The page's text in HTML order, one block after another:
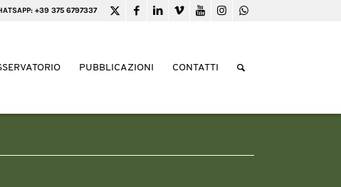
+39 375 6797337
PUBBLICAZIONI CONTATTI